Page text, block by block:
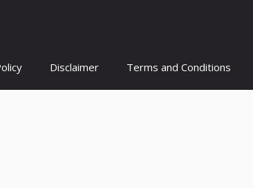
Disclaimer Terms and Conditions